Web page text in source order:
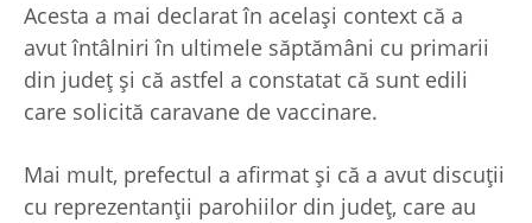
Acesta a mai declarat în același context că a
avut întâlniri în ultimele săptămâni cu primarii
din județ și că astfel a constatat că sunt edili
care solicită caravane de vaccinare.
Mai mult, prefectul a afirmat și că a avut discuții
cu reprezentanții parohiilor din județ, care au